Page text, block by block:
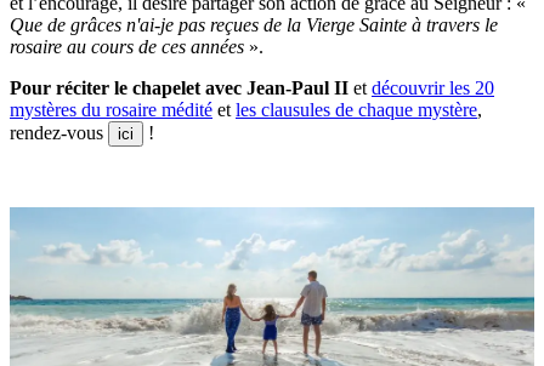
Que de grâces n'ai-je pas reçues de la Vierge Sainte à travers le
rosaire au cours de ces années ».
Pour réciter le chapelet avec Jean-Paul II et découvrir les 20
mystères du rosaire médité et les clausules de chaque mystère,
rendez-vous
ici !